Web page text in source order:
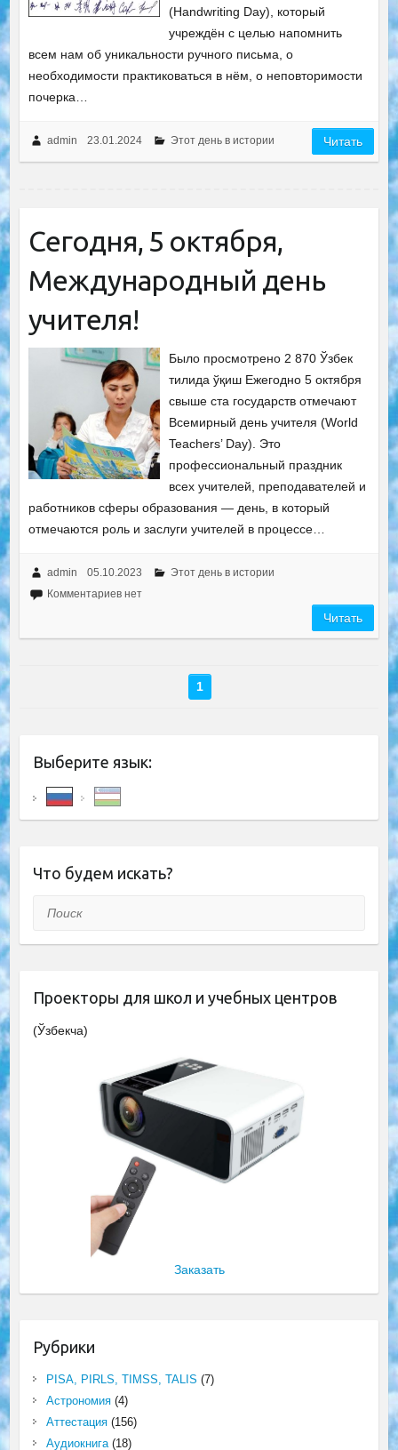
(Handwriting Day), который
учреждён с целью напомнить
всем нам об уникальности ручного письма, о
необходимости практиковаться в нём, о неповторимости
почерка…
admin 23.01.2024 Этот день в истории Читать
Сегодня, 5 октября,
Международный день
учителя!
Было просмотрено 2 870 Ўзбек
тилида ўқиш Ежегодно 5 октября
свыше ста государств отмечают
Всемирный день учителя (World
Teachers’ Day). Это
профессиональный праздник
всех учителей, преподавателей и
работников сферы образования — день, в который
отмечаются роль и заслуги учителей в процессе…
admin 05.10.2023
Этот день в истории
Комментариев нет
Читать
1
Выберите язык:
Что будем искать?
Поиск
Проекторы для школ и учебных центров
(Ўзбекча)
Заказать
Рубрики
PISA, PIRLS, TIMSS, TALIS (7)
Астрономия(4)
Аттестация(156)
Аудиокнига(18)